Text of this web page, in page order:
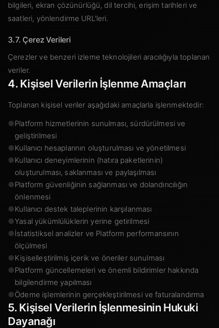
bilgileri, ekran çözünürlüğü, dil tercihi, erişim tarihleri ve
saatleri, yönlendirme URL'leri.
3.7. Çerez Verileri
Çerezler ve benzeri izleme teknolojileri aracılığıyla toplanan
veriler.
4. Kişisel Verilerin İşlenme Amaçları
Toplanan kişisel veriler aşağıdaki amaçlarla işlenmektedir:
●Platform hizmetlerinin sunulması, sürdürülmesi ve
geliştirilmesi
●Kullanıcı hesaplarının oluşturulması ve yönetilmesi
●Kullanıcı deneyimlerinin (hatıra paketlerinin)
oluşturulması, saklanması ve paylaşılması
●Platform güvenliğinin sağlanması ve dolandırıcılığın
önlenmesi
●Kullanıcı destek taleplerinin karşılanması
●Yasal yükümlülüklerin yerine getirilmesi
●İstatistiksel analizler ve Platform performansının
ölçülmesi
●Kişiselleştirilmiş içerik ve öneriler sunulması
●Platform güncellemeleri ve önemli bildirimler hakkında
bilgilendirme yapılması
●Ödeme işlemlerinin gerçekleştirilmesi ve faturalandırma
5. Kişisel Verilerin İşlenmesinin Hukuki
Dayanağı